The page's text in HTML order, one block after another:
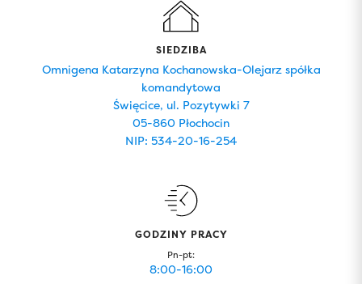
SIEDZIBA
Omnigena Katarzyna Kochanowska-Olejarz spółka
komandytowa
Święcice, ul. Pozytywki 7
05-860 Płochocin
NIP: 534-20-16-254
GODZINY PRACY
Pn-pt:
8:00-16:00